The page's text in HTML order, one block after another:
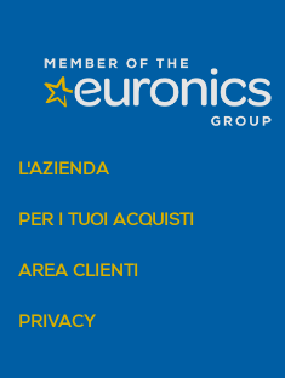
L'AZIENDA
PER I TUOI ACQUISTI
AREA CLIENTI
PRIVACY